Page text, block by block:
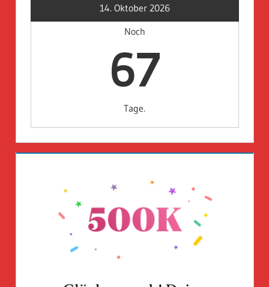
14. Oktober 2026
Noch
67
Tage.